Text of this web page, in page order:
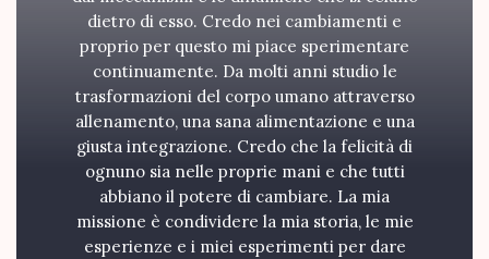
dietro di esso. Credo nei cambiamenti e
proprio per questo mi piace sperimentare
continuamente. Da molti anni studio le
trasformazioni del corpo umano attraverso
allenamento, una sana alimentazione e una
giusta integrazione. Credo che la felicità di
ognuno sia nelle proprie mani e che tutti
abbiano il potere di cambiare. La mia
missione è condividere la mia storia, le mie
esperienze e i miei esperimenti per dare